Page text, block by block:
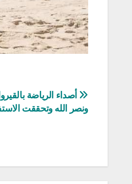
تصفّح
المقالات
أصداء الرياضة
ونصر الله وتحققت